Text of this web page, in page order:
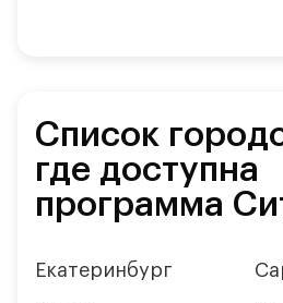
Список
где доступна
программа
Екатеринбург